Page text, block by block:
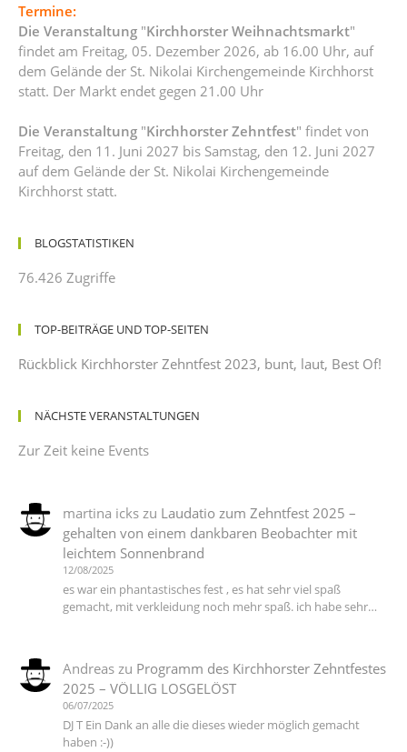
Termine:
Die Veranstaltung "Kirchhorster Weihnachtsmarkt"
findet am Freitag, 05. Dezember 2026, ab 16.00 Uhr, auf
dem Gelände der St. Nikolai Kirchengemeinde Kirchhorst
statt. Der Markt endet gegen 21.00 Uhr
Die Veranstaltung "Kirchhorster Zehntfest" findet von
Freitag, den 11. Juni 2027 bis Samstag, den 12. Juni 2027
auf dem Gelände der St. Nikolai Kirchengemeinde
Kirchhorst statt.
BLOGSTATISTIKEN
76.426 Zugriffe
TOP-BEITRÄGE UND TOP-SEITEN
Rückblick Kirchhorster Zehntfest 2023, bunt, laut, Best Of!
NÄCHSTE VERANSTALTUNGEN
Zur Zeit keine Events
martina ickszu Laudatio zum Zehntfest 2025 –
gehalten von einem dankbaren Beobachter mit
leichtem Sonnenbrand
12/08/2025
es war ein phantastisches fest , es hat sehr viel spaß
gemacht, mit verkleidung noch mehr spaß. ich habe sehr…
Andreaszu Programm des Kirchhorster Zehntfestes
2025 – VÖLLIG LOSGELÖST
06/07/2025
DJ T Ein Dank an alle die dieses wieder möglich gemacht
haben :-))